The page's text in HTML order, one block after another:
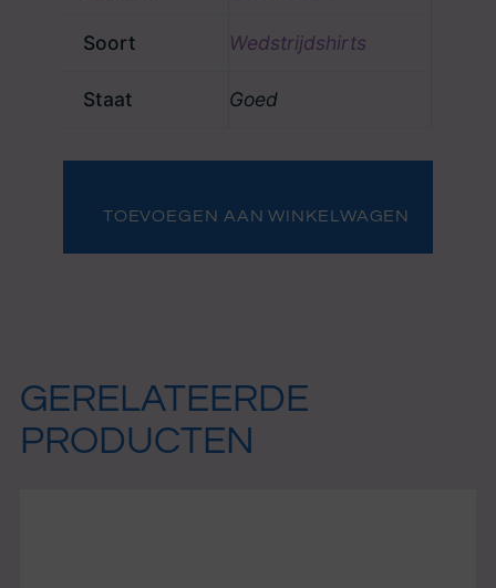
Soort Wedstrijdshirts
Staat Goed
wit
TOEVOEGEN AAN WINKELWAGEN
GERELATEERDE
PRODUCTEN